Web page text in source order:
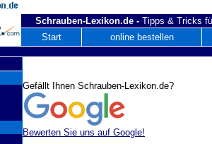
Schrauben-Lexikon.de - Tipps & Tricks
Start
online bestellen
Gefällt Ihnen Schrauben-Lexikon.de?
Bewerten Sie uns auf Google!